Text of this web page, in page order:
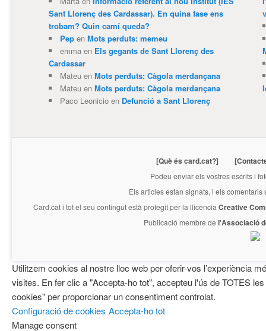
Sant Llorenç des Cardassar). En quina fase ens
trobam? Quin camí queda?
Pepen Mots perduts: memeu
emmaen Els gegants de Sant Llorenç des
Cardassar
Mateuen Mots perduts: Càgola merdançana
Mateuen Mots perduts: Càgola merdançana
Paco Leonicioen Defunció a Sant Llorenç
[Què és card.cat?]
Podeu enviar els vostres escrits i
Els articles estan signats, i els
Card.cati tot el seu contingut està protegit per la llicencia Creative
Publicació membre de l'Associació
Utilitzem cookies al nostre lloc web per oferir-vos l’experiència
visites. En fer clic a "Accepta-ho tot", accepteu l'ús de TOTES
cookies" per proporcionar un consentiment controlat.
Configuració de cookies Accepta-ho tot
Manage consent